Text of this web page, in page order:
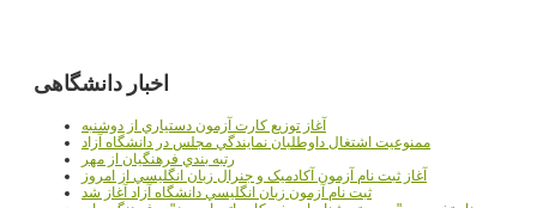
اخبار دانشگاهی
آغاز توزيع کارت آزمون دستياري از دوشنبه
ممنوعيت اشتغال داوطلبان نمايندگي مجلس در دانشگاه آزاد
رتبه بندي فرهنگيان از مهر
آغاز ثبت نام آزمون آکادميک و جنرال زبان انگليسي از امروز
ثبت نام آزمون زبان انگليسي دانشگاه آزاد آغاز شد